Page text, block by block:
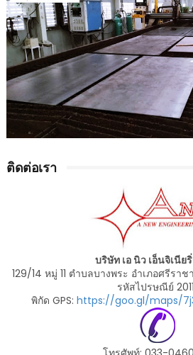
ติดต่อเรา
บริษัท เอ นิว เอ็นจิเนีย
129/14 หมู่ 11 ตำบลบางพระ อำเภอศรีรา
รหัสไปรษณีย์
พิกัด GPS:https://goo.gl/maps/